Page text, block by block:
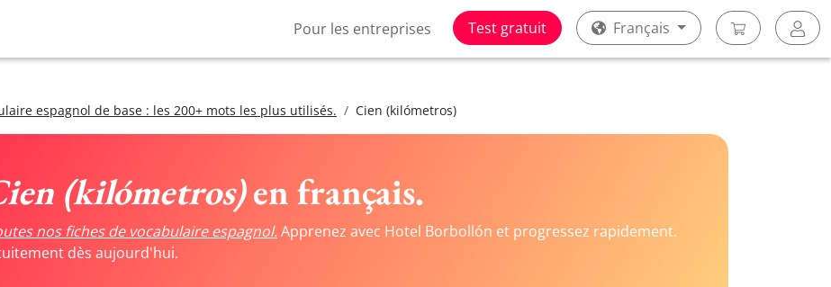
Pour les entreprises Test gratuit Français
espagnol de base : les 200+ mots les plus utilisés. Cien (kilómetros)
(kilómetros)en français.
nos fiches de vocabulaire espagnol.Apprenez avec Hotel Borbollón et progressez rapidement.
dès aujourd'hui.